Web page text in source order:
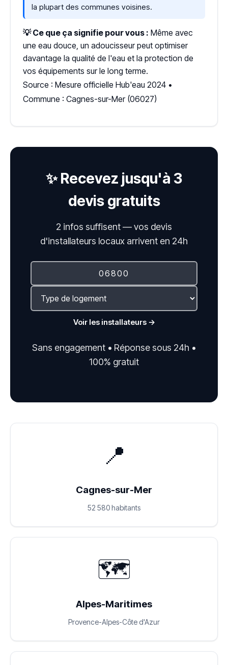
la plupart des communes voisines.
💡 Ce que ça signifie pour vous : Même avec
une eau douce, un adoucisseur peut optimiser
davantage la qualité de l'eau et la protection de
vos équipements sur le long terme.
Source : Mesure officielle Hub'eau 2024 •
Commune : Cagnes-sur-Mer (06027)
✨ Recevez jusqu'à 3
devis gratuits
2 infos suffisent — vos devis
d'installateurs locaux arrivent en 24h
Voir les installateurs →
Sans engagement • Réponse sous 24h •
100% gratuit
📍
Cagnes-sur-Mer
52 580 habitants
🗺️
Alpes-Maritimes
Provence-Alpes-Côte d'Azur